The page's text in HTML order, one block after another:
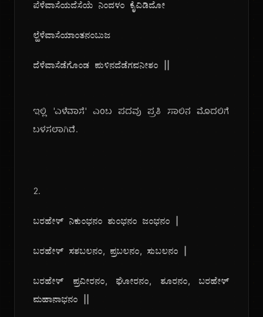
ಪೆಳೆವಾಸೆಯದೆಸೆಯೆ ನಿಂದಳಂ ಕೈವಿಡಿದೋ
ಲ್ಹೆಳೆವಾಸೆಯಾಂತನಂಬುಜ
ದೆಳೆವಾಸೆಡೆಗೊಂಡ ಪುಳಿನದೆಡೆಗವನೀಶಂ ||
ಇಲ್ಲಿ 'ಎಳೆವಾಸೆ' ಎಂಬ ಪದವು ಪ್ರತಿ ಸಾಲಿನ ಮೊದಲಿಗೆ
ಬಳಸಲಾಗಿದೆ.
2.
ಬರಹೇಳ್ ನಿಕುಂಭನಂ ಶುಂಭನಂ ಜಂಭನಂ |
ಬರಹೇಳ್ ಸಶಬಲನಂ, ಪ್ರಬಲನಂ, ಸುಬಲನಂ |
ಬರಹೇಳ್ ಪ್ರವೀರನಂ, ಘೋರನಂ, ಶೂರನಂ, ಬರಹೇಳ್
ಮಹಾನಾಭನಂ ||